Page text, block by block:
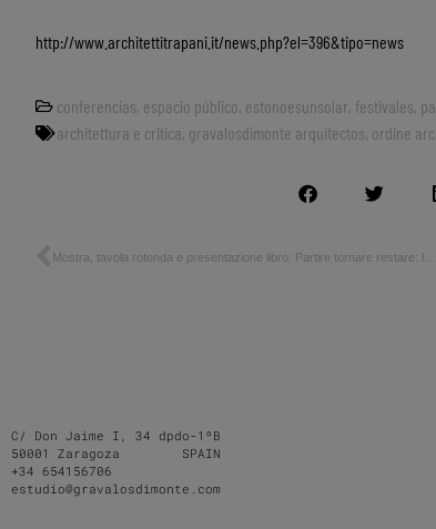
http://www.architettitrapani.it/news.php?el=396&tipo=news
conferencias, espacio público, estonoesunsolar, festivales,
architettura e critica, gravalosdimonte arquitectos, ordine
C/ Don Jaime I, 34 dpdo-1ºB
50001 Zaragoza SPAIN
+34 654156706
estudio@gravalosdimonte.com